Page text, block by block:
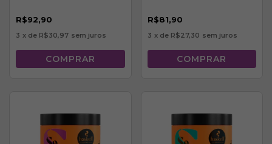
R$92,90
3 x de R$30,97 sem juros
R$81,90
3 x de R$27,30 sem juros